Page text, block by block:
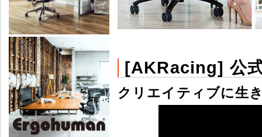
[AKRacing] 公
クリエイティブに生